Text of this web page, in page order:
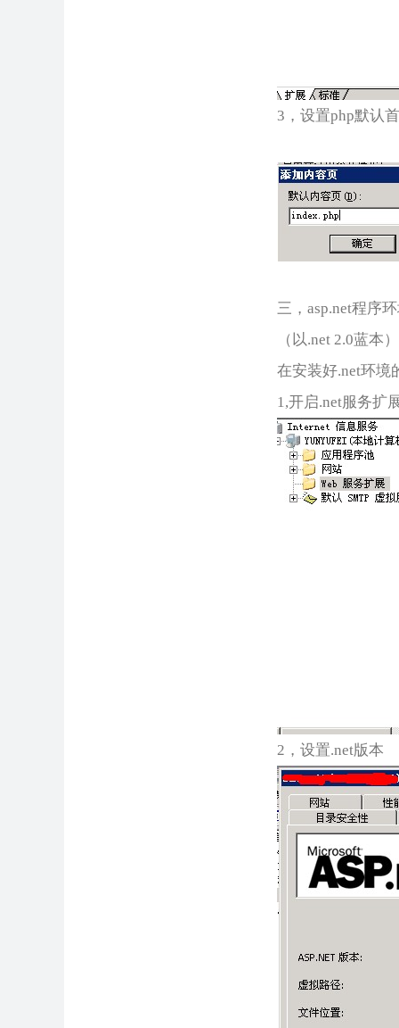
3，设置php默认
三，asp.net程序
（以.net 2.0蓝本）
在安装好.net环境
1,开启.net服务扩
2，设置.net版本